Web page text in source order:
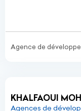
Agence de
KHALFAOUI
Agences de